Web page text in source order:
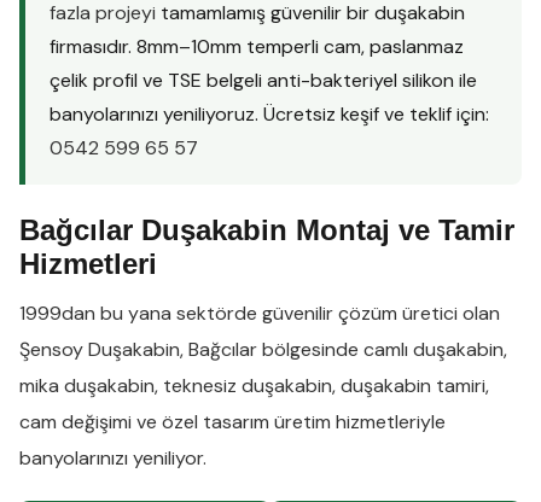
fazla projeyi tamamlamış güvenilir bir duşakabin
firmasıdır. 8mm–10mm temperli cam, paslanmaz
çelik profil ve TSE belgeli anti-bakteriyel silikon ile
banyolarınızı yeniliyoruz. Ücretsiz keşif ve teklif için:
0542 599 65 57
Bağcılar Duşakabin Montaj ve Tamir
Hizmetleri
1999dan bu yana sektörde güvenilir çözüm üretici olan
Şensoy Duşakabin,Bağcılarbölgesinde camlı duşakabin,
mika duşakabin, teknesiz duşakabin,duşakabin tamiri,
cam değişimi ve özel tasarım üretim hizmetleriyle
banyolarınızı yeniliyor.